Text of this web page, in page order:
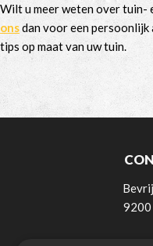
Wilt u meer weten over tuin-
onsdan voor een persoonlijk
tips op maat van uw tuin.
9200